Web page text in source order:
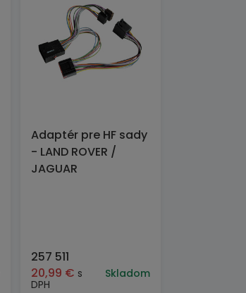
Adaptér pre HF sady
- LAND ROVER /
JAGUAR
257 511
20,99 € s
DPH
Skladom